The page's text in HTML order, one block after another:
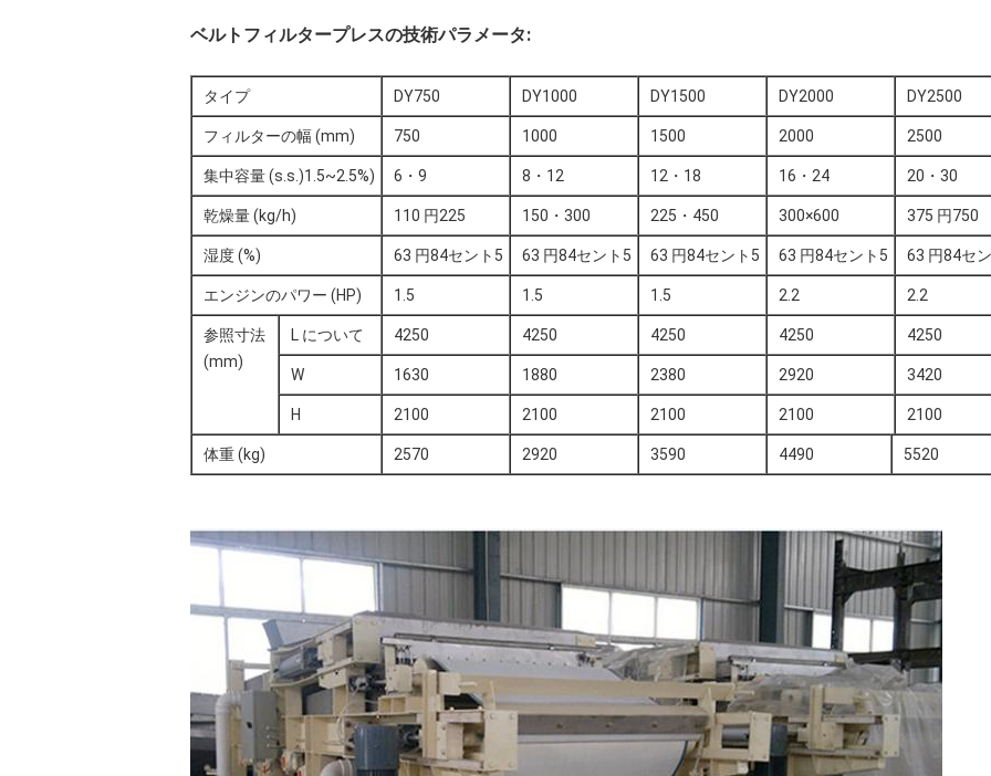
ベルトフィルタープレスの技術パラメータ:
タイプ DY750 DY1000 DY1500 DY2000 DY2500
フィルターの幅 (mm) 750 1000 1500 2000 2500
集中容量 (s.s.)1.5~2.5%) 6・9 8・12 12・18 16・24 20・30
乾燥量 (kg/h) 110 円225 150・300 225・450 300×600 375 円750
湿度 (%) 63 円84セント5 63 円84セント5 63 円84セント5 63 円84セント5 63 円84セ
エンジンのパワー (HP) 1.5 1.5 1.5 2.2 2.2
参照寸法
(mm)
L について 4250 4250 4250 4250 4250
W 1630 1880 2380 2920 3420
H 2100 2100 2100 2100 2100
体重 (kg) 2570 2920 3590 4490 5520